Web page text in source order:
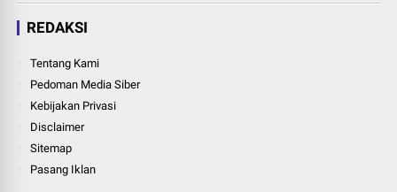
REDAKSI
Tentang Kami
Pedoman Media Siber
Kebijakan Privasi
Disclaimer
Sitemap
Pasang Iklan